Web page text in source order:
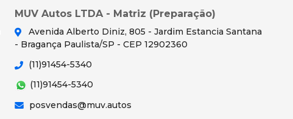
MUV Autos LTDA - Matriz (Preparação)
Avenida Alberto Diniz, 805 - Jardim Estancia Santana
- Bragança Paulista/SP - CEP 12902360
(11)91454-5340
(11)91454-5340
posvendas@muv.autos